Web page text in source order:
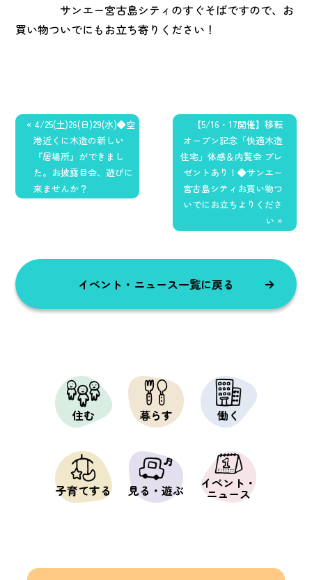
サンエー宮古島シティのすぐそばですので、お
買い物ついでにもお立ち寄りください！
« 4/25(土)26(日)29(水)◆空
港近くに木造の新しい
『居場所』ができまし
た。お披露目会、遊びに
来ませんか？
【5/16・17開催】移転
オープン記念「快適木造
住宅」体感＆内覧会 プレ
ゼントあり！◆サンエー
宮古島シティお買い物つ
いでにお立ちよりくださ
い »
イベント・ニュース一覧に戻る
住む 暮らす 働く
子育てする 見る・遊ぶ イベント・
ニュース